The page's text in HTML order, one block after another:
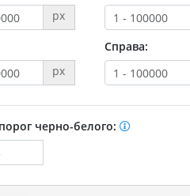
px
px
Справа:
черно-белого: